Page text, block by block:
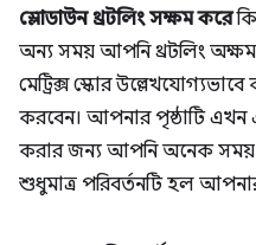
স্লোডাউন থ্রটলিং সক্ষম করে
অন্য সময় আপনি থ্রটলিং
মেট্রিক্স স্কোর
করবেন। আপনার পৃষ্ঠাটি এখন
করার জন্য আপনি অনেক সময়
শুধুমাত্র পরিবর্তনটি হল